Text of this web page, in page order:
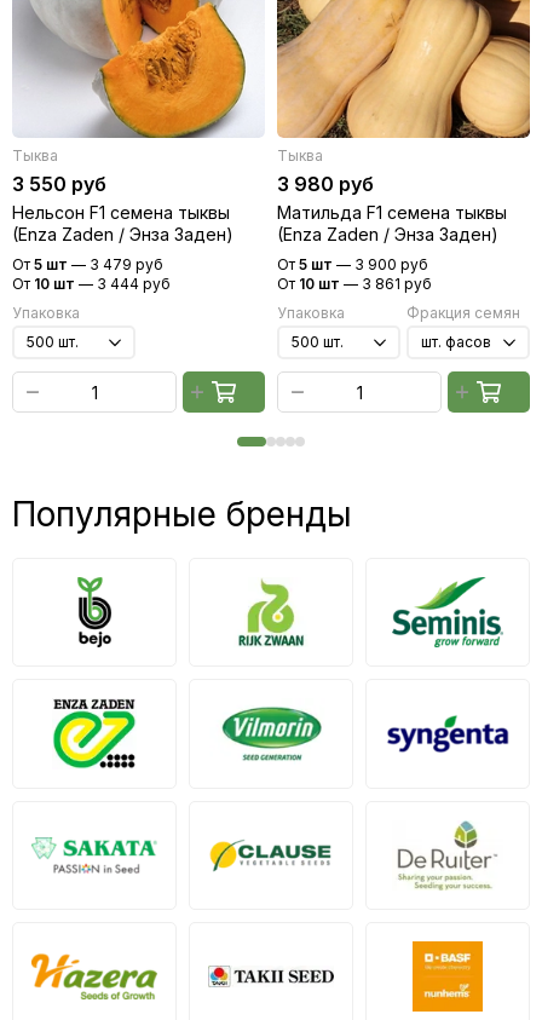
Тыква
3 550 руб
Нельсон F1 семена тыквы
(Enza Zaden / Энза Заден)
От 5 шт — 3 479 руб
От 10 шт — 3 444 руб
Упаковка
Тыква
3 980 руб
Матильда F1 семена тыквы
(Enza Zaden / Энза Заден)
От 5 шт — 3 900 руб
От 10 шт — 3 861 руб
Упаковка
Фракция семян
Популярные бренды